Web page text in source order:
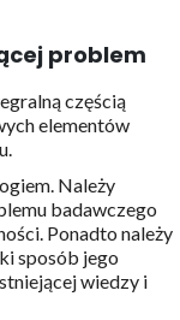
problem
częścią
elementów
Należy
badawczego
Ponadto należy
sposób jego
wiedzy i